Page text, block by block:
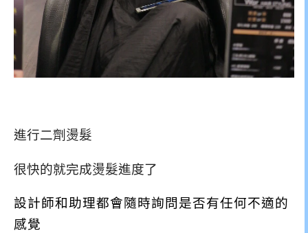
進行二劑燙髮
很快的就完成燙髮進度了
設計師和助理都會隨時詢問是否有任何不適的
感覺